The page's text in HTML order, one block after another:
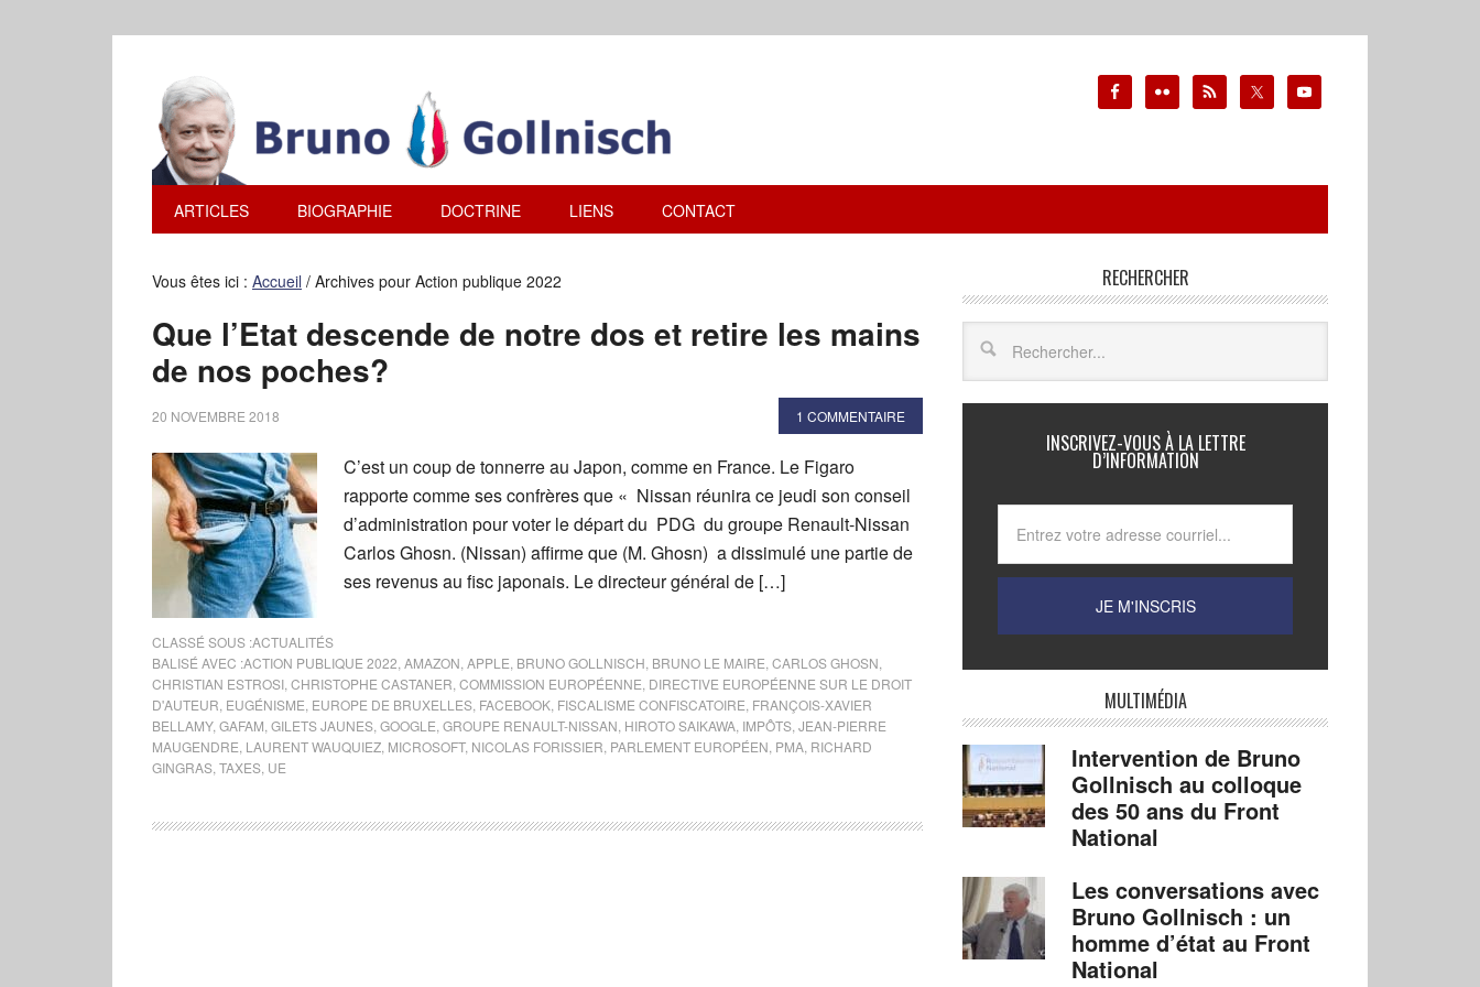
ARTICLES BIOGRAPHIE DOCTRINE LIENS CONTACT
Vous êtes ici : Accueil / Archives pour Action publique 2022
Que l’Etat descende de notre dos et retire les mains
de nos poches?
20 NOVEMBRE 2018 1 COMMENTAIRE
C’est un coup de tonnerre au Japon, comme en France. Le Figaro
rapporte comme ses confrères que « Nissan réunira ce jeudi son conseil
d’administration pour voter le départ du PDG du groupe Renault-Nissan
Carlos Ghosn. (Nissan) affirme que (M. Ghosn) a dissimulé une partie de
ses revenus au fisc japonais. Le directeur général de […]
CLASSÉ SOUS :ACTUALITÉS
BALISÉ AVEC :ACTION PUBLIQUE 2022 AMAZON APPLE BRUNO GOLLNISCH BRUNO LE MAIRE CARLOS GHOSN
CHRISTIAN ESTROSI CHRISTOPHE CASTANER COMMISSION EUROPÉENNE DIRECTIVE EUROPÉENNE SUR LE DROIT
D'AUTEUR EUGÉNISME EUROPE DE BRUXELLES FACEBOOK FISCALISME CONFISCATOIRE FRANÇOIS-XAVIER
BELLAMY, GAFAM GILETS JAUNES GOOGLE GROUPE RENAULT-NISSAN HIROTO SAIKAWA IMPÔTS JEAN-PIERRE
MAUGENDRE LAURENT WAUQUIEZ MICROSOFT, NICOLAS FORISSIER PARLEMENT EUROPÉEN PMA RICHARD
GINGRAS TAXES UE
RECHERCHER
INSCRIVEZ-VOUS À LA LETTRE
D’INFORMATION
MULTIMÉDIA
Intervention de Bruno
Gollnisch au colloque
des 50 ans du Front
National
Les conversations avec
Bruno Gollnisch : un
homme d’état au Front
National